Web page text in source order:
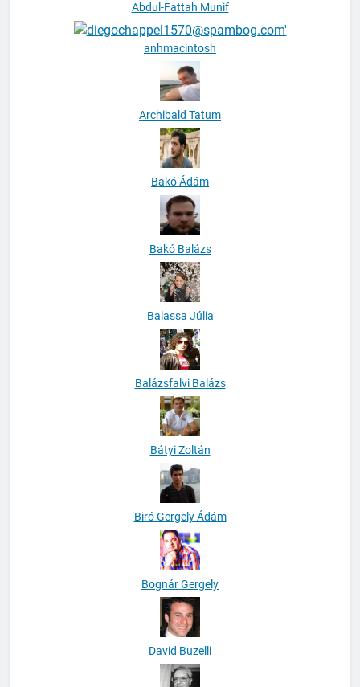
Abdul-Fattah Munif
anhmacintosh
Archibald Tatum
Bakó Ádám
Bakó Balázs
Balassa Júlia
Balázsfalvi Balázs
Bátyi Zoltán
Biró Gergely Ádám
Bognár Gergely
David Buzelli